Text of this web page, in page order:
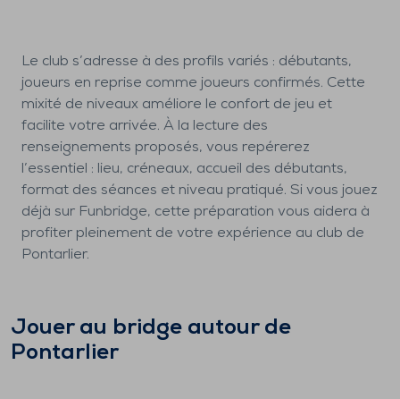
Le club s’adresse à des profils variés : débutants,
joueurs en reprise comme joueurs confirmés. Cette
mixité de niveaux améliore le confort de jeu et
facilite votre arrivée. À la lecture des
renseignements proposés, vous repérerez
l’essentiel : lieu, créneaux, accueil des débutants,
format des séances et niveau pratiqué. Si vous jouez
déjà sur Funbridge, cette préparation vous aidera à
profiter pleinement de votre expérience au club de
Pontarlier.
Jouer au bridge autour de
Pontarlier